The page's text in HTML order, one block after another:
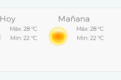
Hoy
Máx: 28 ºC
Min: 22 ºC
Mañana
Máx: 28 ºC
Min: 22 ºC